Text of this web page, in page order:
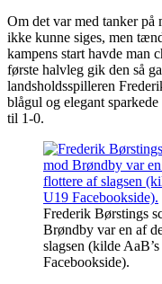
Om det var med tanker på
ikke kunne siges, men
kampens start havde man
første halvleg gik den så
landsholdsspilleren
blågul og elegant
til 1-0.
Frederik Børstings
Brøndby var en af
slagsen (kilde
Facebookside).